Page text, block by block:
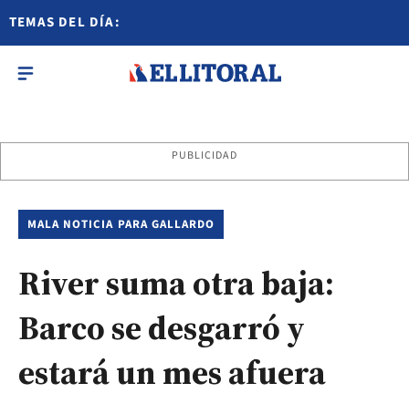
TEMAS DEL DÍA:
PUBLICIDAD
MALA NOTICIA PARA GALLARDO
River suma otra baja:
Barco se desgarró y
estará un mes afuera